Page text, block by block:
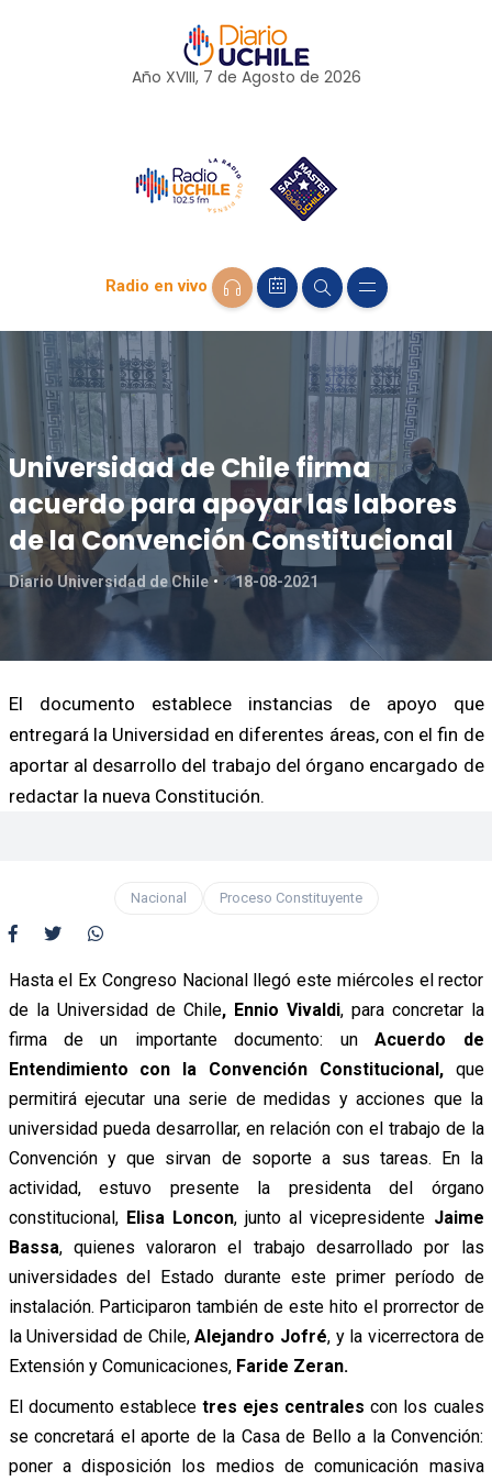
Año XVIII, 7 de Agosto de 2026
Radio en vivo
Universidad de Chile firma
acuerdo para apoyar las labores
de la Convención Constitucional
Diario Universidad de Chile 18-08-2021
El documento establece instancias de apoyo que
entregará la Universidad en diferentes áreas, con el fin de
aportar al desarrollo del trabajo del órgano encargado de
redactar la nueva Constitución.
Nacional Proceso Constituyente
Hasta el Ex Congreso Nacional llegó este miércoles el rector
de la Universidad de Chile, Ennio Vivaldi, para concretar la
firma de un importante documento: unAcuerdo de
Entendimiento con la Convención Constitucional,que
permitirá ejecutar una serie de medidas y acciones que la
universidad pueda desarrollar, en relación con el trabajo de la
Convención y que sirvan de soporte a sus tareas. En la
actividad, estuvo presente la presidenta del órgano
constitucional, Elisa Loncon, junto al vicepresidente Jaime
Bassa, quienes valoraron el trabajo desarrollado por las
universidades del Estado durante este primer período de
instalación. Participaron también de este hito el prorrector de
la Universidad de Chile,Alejandro Jofré, y la vicerrectora de
Extensión y Comunicaciones, Faride Zeran.
El documento establece tres ejes centrales con los cuales
se concretará el aporte de la Casa de Bello a la Convención:
poner a disposición los medios de comunicación masiva